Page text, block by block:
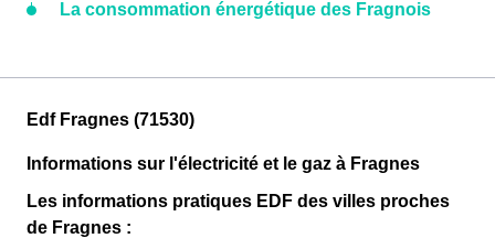
La consommation énergétique des Fragnois
Edf Fragnes (71530)
Informations sur l'électricité et le gaz à Fragnes
Les informations pratiques EDF des villes proches
de Fragnes :